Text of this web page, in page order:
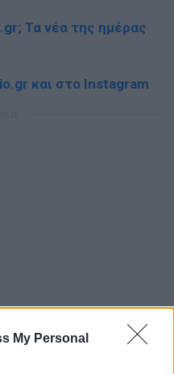
My Personal
Τα νέα της ημέρας
και στο Instagram